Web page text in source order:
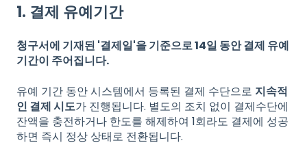
1. 결제 유예기간
청구서에 기재된 '결제일'을 기준으로 14일 동안 결제 유예
기간이 주어집니다.
유예 기간 동안 시스템에서 등록된 결제 수단으로 지속적
인 결제 시도가 진행됩니다. 별도의 조치 없이 결제수단에
잔액을 충전하거나 한도를 해제하여 1회라도 결제에 성공
하면 즉시 정상 상태로 전환됩니다.